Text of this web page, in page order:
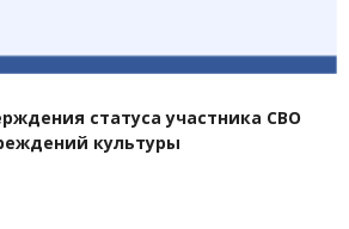
статуса участника СВО
культуры